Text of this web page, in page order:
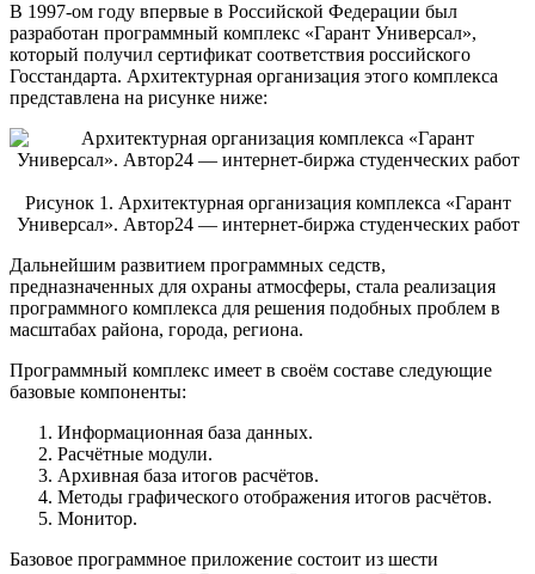
В 1997-ом году впервые в Российской Федерации был
разработан программный комплекс «Гарант Универсал»,
который получил сертификат соответствия российского
Госстандарта. Архитектурная организация этого комплекса
представлена на рисунке ниже:
Рисунок 1. Архитектурная организация комплекса «Гарант
Универсал». Автор24 — интернет-биржа студенческих работ
Дальнейшим развитием программных седств,
предназначенных для охраны атмосферы, стала реализация
программного комплекса для решения подобных проблем в
масштабах района, города, региона.
Программный комплекс имеет в своём составе следующие
базовые компоненты:
Информационная база данных.
Расчётные модули.
Архивная база итогов расчётов.
Методы графического отображения итогов расчётов.
Монитор.
Базовое программное приложение состоит из шести